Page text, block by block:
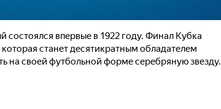
впервые в 1922 году. Финал Кубка
станет десятикратным обладателем
на своей футбольной форме серебряную звезду.